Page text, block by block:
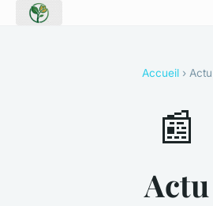
Accueil› Actu
📰
Actu